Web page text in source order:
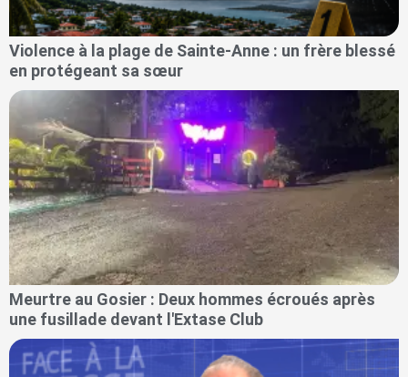
Violence à la plage de Sainte-Anne : un frère blessé
en protégeant sa sœur
Meurtre au Gosier : Deux hommes écroués après
une fusillade devant l'Extase Club